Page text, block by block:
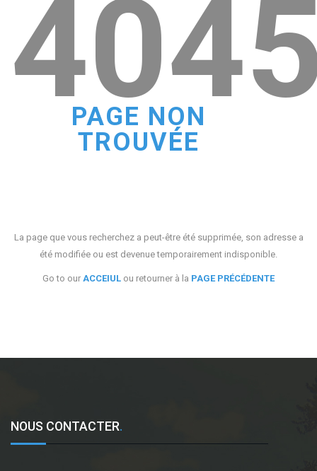
PAGE NON
TROUVÉE
La page que vous recherchez a peut-être été supprimée, son adresse a
été modifiée ou est devenue temporairement indisponible.
Go to our ACCEIUL ou retourner à la PAGE PRÉCÉDENTE
NOUS CONTACTER.